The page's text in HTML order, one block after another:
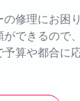
の修理にお困
ができるので
予算や都合に